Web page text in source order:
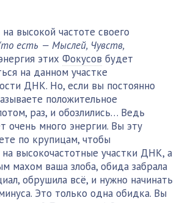
высокой частоте своего
есть — Мыслей, Чувств,
этих Фокусов будет
на данном участке
ДНК. Но, если вы постоянно
положительное
раз, и обозлились… Ведь
очень много энергии. Вы эту
по крупицам, чтобы
на высокочастотные участки ДНК, а
махом ваша злоба, обида забрала
обрушила всё, и нужно начинать
Это только одна обидка. Вы